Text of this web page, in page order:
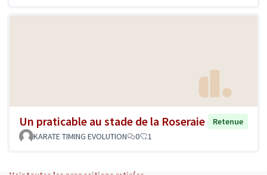
Un praticable au stade de la Roseraie
Retenue
KARATE TIMING EVOLUTION
0 1